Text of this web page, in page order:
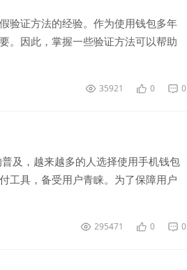
验证方法的经验。作为使用钱包多年
。因此，掌握一些验证方法可以帮助
35921 0 0
及，越来越多的人选择使用手机钱包
工具，备受用户青睐。为了保障用户
295471 0 0